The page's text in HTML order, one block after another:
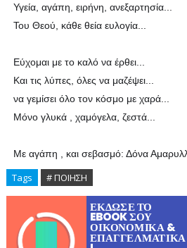
Υγεία, αγάπη, ειρήνη, ανεξαρτησία...
Του Θεού, κάθε θεία ευλογία...
Εύχομαι με το καλό να έρθει...
Και τις λύπες, όλες να μαζέψει...
να γεμίσει όλο τον κόσμο με χαρά...
Μόνο γλυκά , χαμόγελα, ζεστά...
Με αγάπη , και σεβασμό: Δόνα
Tags # ΠΟΙΗΣΗ